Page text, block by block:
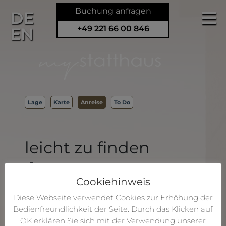
Buchung anfragen
+49 221 66 00 846
DE
EN
Lage Karte Anreise To Do
leicht zu finden
entweder mit dem Taxi/UBER direkt zu
my.statthaus (ca. 40 €/25€, abhängig von
Cookiehinweis
Diese Webseite verwendet Cookies zur Erhöhung der
Bedienfreundlichkeit der Seite. Durch das Klicken auf
OK erklären Sie sich mit der Verwendung unserer